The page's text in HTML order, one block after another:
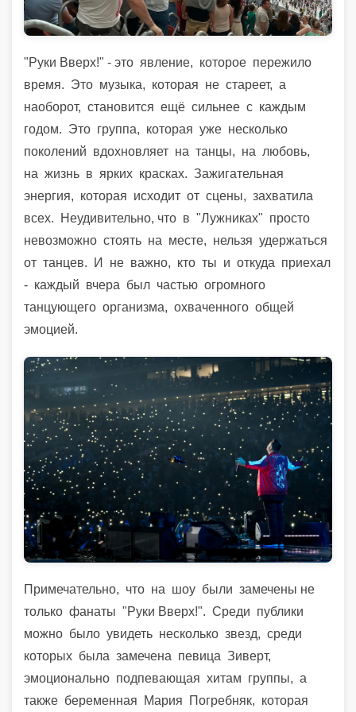
"Руки Вверх!" - это явление, которое пережило
время. Это музыка, которая не стареет, а
наоборот, становится ещё сильнее с каждым
годом. Это группа, которая уже несколько
поколений вдохновляет на танцы, на любовь,
на жизнь в ярких красках. Зажигательная
энергия, которая исходит от сцены, захватила
всех. Неудивительно, что в "Лужниках" просто
невозможно стоять на месте, нельзя удержаться
от танцев. И не важно, кто ты и откуда приехал
- каждый вчера был частью огромного
танцующего организма, охваченного общей
эмоцией.
Примечательно, что на шоу были замечены не
только фанаты "Руки Вверх!". Среди публики
можно было увидеть несколько звезд, среди
которых была замечена певица Зиверт,
эмоционально подпевающая хитам группы, а
также беременная Мария Погребняк, которая